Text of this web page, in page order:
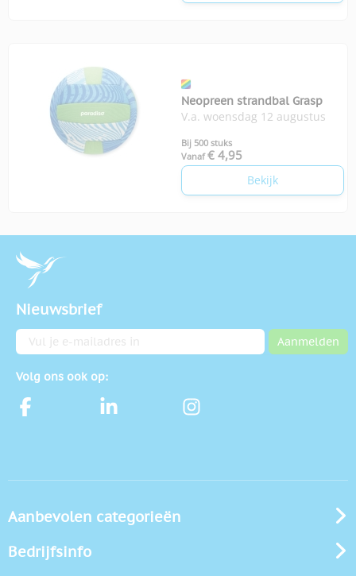
Neopreen strandbal Grasp
V.a. woensdag 12 augustus
Bij 500 stuks
Vanaf € 4,95
Bekijk
Nieuwsbrief
E-mailadres Aanmelden
Volg ons ook op:
Aanbevolen categorieën
Bedrijfsinfo